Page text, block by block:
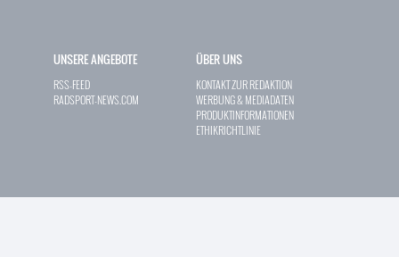
UNSERE ANGEBOTE
RSS-FEED
RADSPORT-NEWS.COM
ÜBER UNS
KONTAKT ZUR REDAKTION
WERBUNG & MEDIADATEN
PRODUKTINFORMATIONEN
ETHIKRICHTLINIE